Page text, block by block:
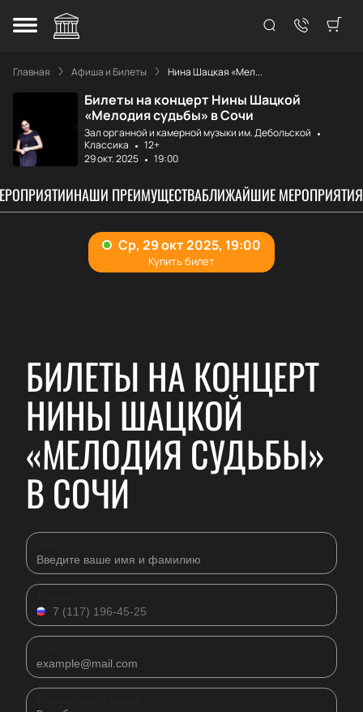
Главная Афиша и Билеты Нина Шацкая «Мел...
Билеты на концерт Нины Шацкой
«Мелодия судьбы» в Сочи
Зал органной и камерной музыки им. Дебольской
Классика
12+
29 окт. 2025
19:00
НАШИ ПРЕИМУЩЕСТВАБЛИЖАЙШИЕ МЕРОПРИЯТИЯ
БИЛЕТЫ НА КОНЦЕРТ
НИНЫ ШАЦКОЙ
«МЕЛОДИЯ СУДЬБЫ»
В СОЧИ